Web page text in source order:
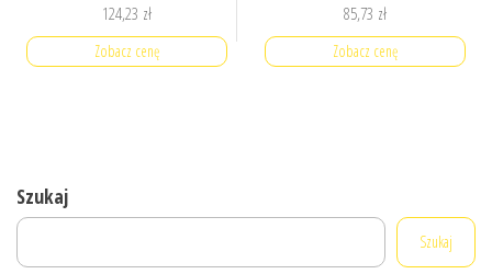
124,23 zł
Zobacz cenę
85,73 zł
Zobacz cenę
Szukaj
Szukaj